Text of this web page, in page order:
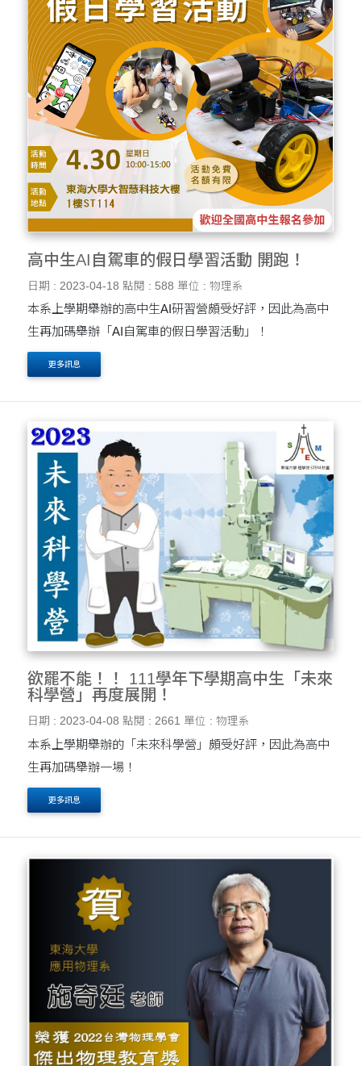
高中生AI自駕車的假日學習活動 開跑！
日期 : 2023-04-18 點閱 : 588 單位 : 物理系
本系上學期舉辦的高中生AI研習營頗受好評，因此為高中
生再加碼舉辦「AI自駕車的假日學習活動」！
更多訊息
欲罷不能！！ 111學年下學期高中生「未來
科學營」再度展開！
日期 : 2023-04-08 點閱 : 2661 單位 : 物理系
本系上學期舉辦的「未來科學營」頗受好評，因此為高中
生再加碼舉辦一場！
更多訊息